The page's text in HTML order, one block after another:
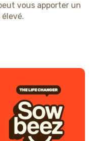
vous apporter un